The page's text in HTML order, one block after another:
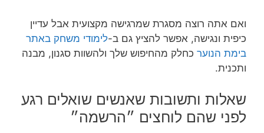
ואם אתה רוצה מסגרת שמרגישה מקצועית אבל עדיין
כיפית ונגישה, אפשר להציץ גם ב-לימודי משחק באתר
בימת הנוער כחלק מהחיפוש שלך ולהשוות סגנון, מבנה
ותכנית.
שאלות ותשובות שאנשים שואלים רגע
לפני שהם לוחצים ״הרשמה״